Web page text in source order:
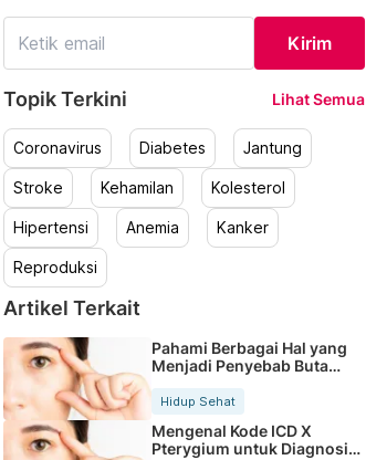
Kirim
Topik Terkini Lihat Semua
Coronavirus Diabetes Jantung
Stroke Kehamilan Kolesterol
Hipertensi Anemia Kanker
Reproduksi
Artikel Terkait
Pahami Berbagai Hal yang
Menjadi Penyebab Buta
Hidup Sehat
Mengenal Kode ICD X
Pterygium untuk Diagnosis